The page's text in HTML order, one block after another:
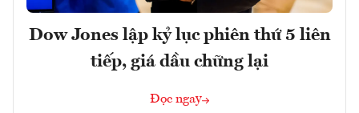
Dow Jones lập kỷ lục phiên thứ 5 liên
tiếp, giá dầu chững lại
Đọc ngay